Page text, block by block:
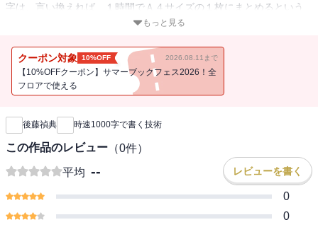
字は、言い換えれば、１時間でＡ４サイズの１枚にまとめるという
こと。ビジネス文書から小論文、レポート、ブログや手紙まで、本
て、どんな文章でも自由自在に書けようになります。「書けない」
と嘆く前に読む一冊。
もっと見る
クーポン対象 10%OFF 2026.08.11まで
【10%OFFクーポン】サマーブックフェス2026！全
フロアで使える
新刊通知
後藤禎典 時速1000字で書く技術
この作品のレビュー （0件）
平均 -- レビューを書く
0
0